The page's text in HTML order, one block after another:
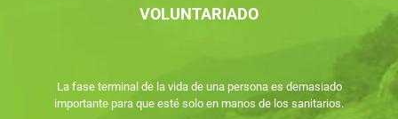
VOLUNTARIADO
La fase terminal de la vida de una persona es demasiado
importante para que esté solo en manos de los sanitarios.